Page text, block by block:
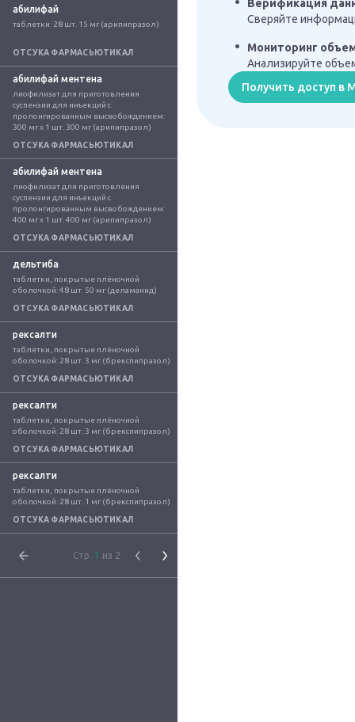
абилифай
таблетки: 28 шт. 15 мг (арипипразол)
ОТСУКА ФАРМАСЬЮТИКАЛ
абилифай ментена
лиофилизат для приготовления
суспензии для инъекций с
пролонгированным высвобождением:
300 мг x 1 шт. 300 мг (арипипразол)
ОТСУКА ФАРМАСЬЮТИКАЛ
абилифай ментена
лиофилизат для приготовления
суспензии для инъекций с
пролонгированным высвобождением:
400 мг x 1 шт. 400 мг (арипипразол)
ОТСУКА ФАРМАСЬЮТИКАЛ
дельтиба
таблетки, покрытые плёночной
оболочкой: 48 шт. 50 мг (деламанид)
ОТСУКА ФАРМАСЬЮТИКАЛ
рексалти
таблетки, покрытые плёночной
оболочкой: 28 шт. 3 мг (брекспипразол)
ОТСУКА ФАРМАСЬЮТИКАЛ
рексалти
таблетки, покрытые плёночной
оболочкой: 28 шт. 3 мг (брекспипразол)
ОТСУКА ФАРМАСЬЮТИКАЛ
рексалти
таблетки, покрытые плёночной
оболочкой: 28 шт. 1 мг (брекспипразол)
ОТСУКА ФАРМАСЬЮТИКАЛ
Стр. 1 из 2
Верификация
Сверяйте
Мониторинг
Анализируйте
Получить доступ в